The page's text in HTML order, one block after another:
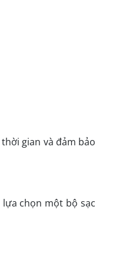
gian và đảm bảo
chọn một bộ sạc